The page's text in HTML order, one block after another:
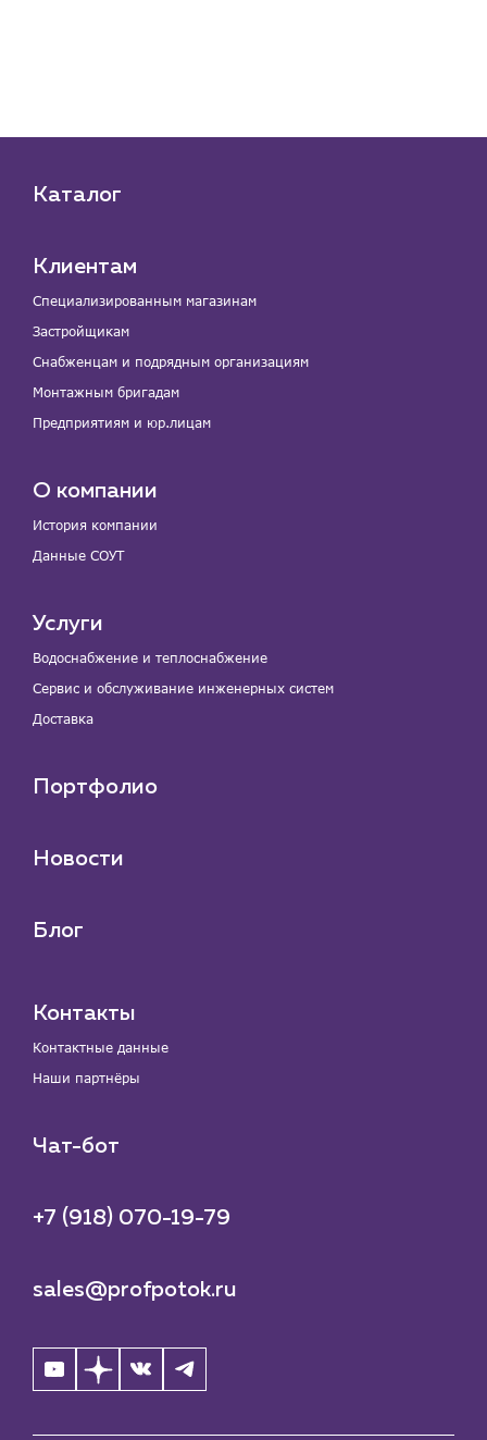
Каталог
Клиентам
Специализированным магазинам
Застройщикам
Снабженцам и подрядным организациям
Монтажным бригадам
Предприятиям и юр.лицам
О компании
История компании
Данные СОУТ
Услуги
Водоснабжение и теплоснабжение
Сервис и обслуживание инженерных систем
Доставка
Портфолио
Новости
Блог
Контакты
Контактные данные
Наши партнёры
Чат-бот
+7 (918) 070-19-79
sales@profpotok.ru